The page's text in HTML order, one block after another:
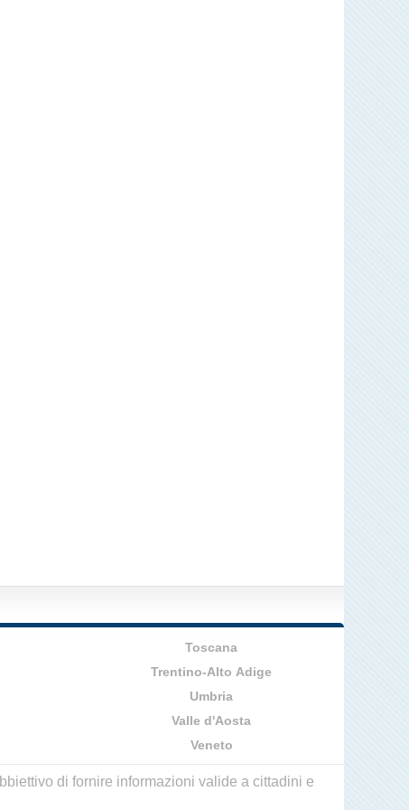
Toscana
Trentino-Alto Adige
Umbria
Valle d'Aosta
Veneto
di fornire informazioni valide a cittadini e